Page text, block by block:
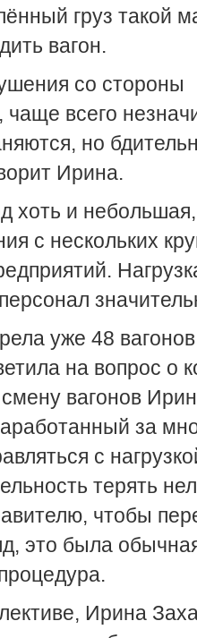
груз такой
вагон.
со стороны
чаще всего
но
Ирина.
хоть и
с нескольких
уже 48
на вопрос о
вагонов
за
с
терять
чтобы
это была
Ирина